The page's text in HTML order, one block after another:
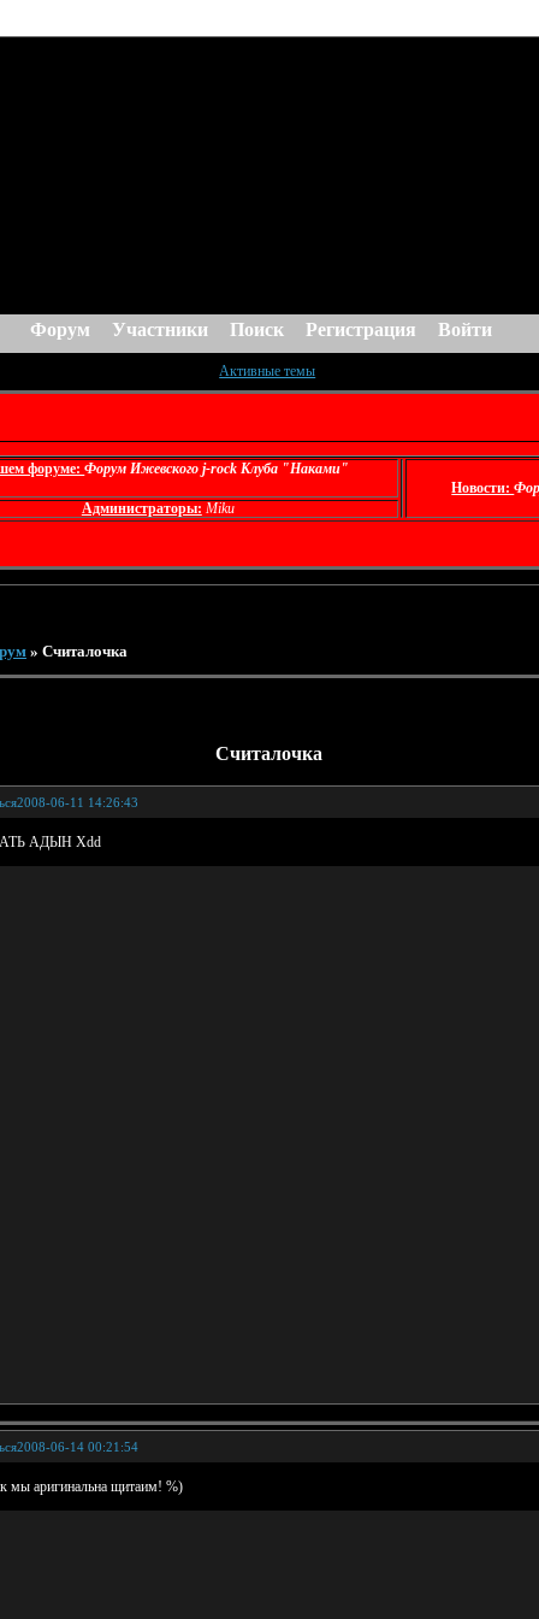
Форум Участники Поиск Регистрация Войти
Активные темы
форуме:Форум Ижевского j-rock Клуба "Наками"
Новости:
Администраторы: Miku
» Cчиталочка
Cчиталочка
2008-06-11 14:26:43
АДЫН Xdd
2008-06-14 00:21:54
мы аригинальна щитаим! %)